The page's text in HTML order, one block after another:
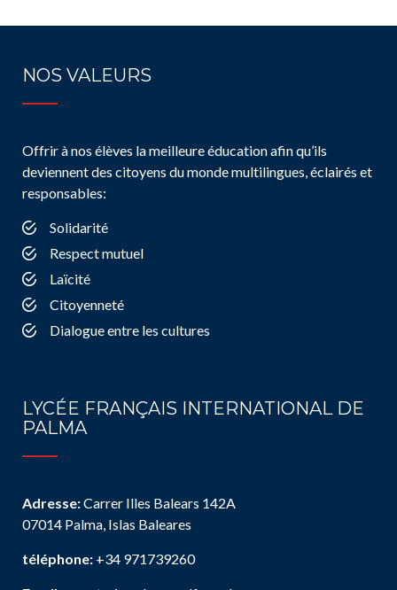
NOS VALEURS
Offrir à nos élèves la meilleure éducation afin qu’ils
deviennent des citoyens du monde multilingues, éclairés et
responsables:
Solidarité
Respect mutuel
Laïcité
Citoyenneté
Dialogue entre les cultures
LYCÉE FRANÇAIS INTERNATIONAL DE
PALMA
Adresse:Carrer Illes Balears 142A
07014 Palma, Islas Baleares
téléphone: +34 971739260